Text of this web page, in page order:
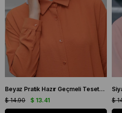
Beyaz Pratik Hazır Geçmeli Tesettür Bone Sandy Kumaş İncili Pileli Nervürlü Güllü 1805_42
$ 13.41
$ 14.90 $